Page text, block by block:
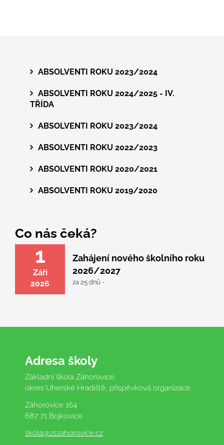
ABSOLVENTI ROKU 2023/2024
ABSOLVENTI ROKU 2024/2025 - IV.
TŘÍDA
ABSOLVENTI ROKU 2023/2024
ABSOLVENTI ROKU 2022/2023
ABSOLVENTI ROKU 2020/2021
ABSOLVENTI ROKU 2019/2020
Co nás čeká?
1
Září
2026
Zahájení nového školního roku
2026/2027
za 25 dnů -
Adresa školy
Základní škola Záhorovice,
okres Uherské Hradiště, příspěvková organizace
Záhorovice 164
687 71 Bojkovice
skola@zszahorovice.cz